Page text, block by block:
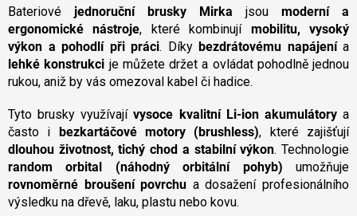
l
á
d
a
c
í
r
v
k
y
v
ý
p
Bateriové jednoruční brusky Mirka jsou moderní a
ergonomické nástroje, které kombinují mobilitu, vysoký
výkon a pohodlí při práci. Díky bezdrátovému napájenía
lehké konstrukci je můžete držet a ovládat pohodlně jednou
rukou, aniž by vás omezoval kabel či hadice.
Tyto brusky využívajívysoce kvalitní Li‑ion akumulátorya
často i
bezkartáčové motory (brushless), které zajišťují
dlouhou životnost, tichý chod a stabilní výkon. Technologie
random orbital (náhodný orbitální pohyb) umožňuje
rovnoměrné broušení povrchu a dosažení profesionálního
výsledku na dřevě, laku, plastu nebo kovu.